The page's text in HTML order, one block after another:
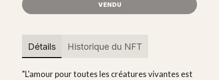
VENDU
Détails Historique du NFT
"L'amour pour toutes les créatures vivantes est